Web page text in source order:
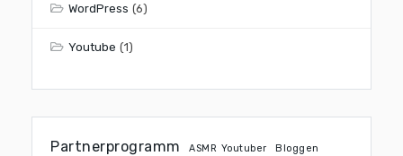
WordPress (6)
Youtube (1)
Partnerprogramm ASMR Youtuber
Bloggen